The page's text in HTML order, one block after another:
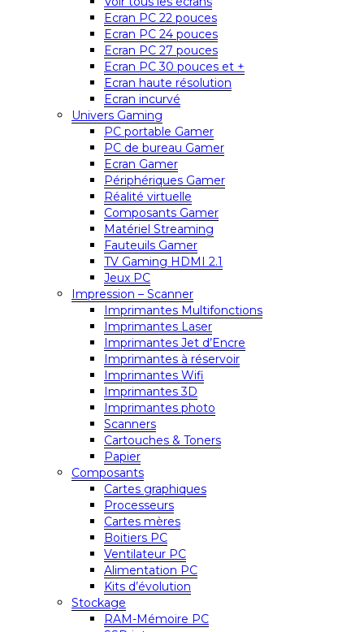
Ecran PC 22 pouces
Ecran PC 24 pouces
Ecran PC 27 pouces
Ecran PC 30 pouces et +
Ecran haute résolution
Ecran incurvé
Univers Gaming
PC portable Gamer
PC de bureau Gamer
Ecran Gamer
Périphériques Gamer
Réalité virtuelle
Composants Gamer
Matériel Streaming
Fauteuils Gamer
TV Gaming HDMI 2.1
Jeux PC
Impression – Scanner
Imprimantes Multifonctions
Imprimantes Laser
Imprimantes Jet d’Encre
Imprimantes à réservoir
Imprimantes Wifi
Imprimantes 3D
Imprimantes photo
Scanners
Cartouches & Toners
Papier
Composants
Cartes graphiques
Processeurs
Cartes mères
Boitiers PC
Ventilateur PC
Alimentation PC
Kits d’évolution
Stockage
RAM-Mémoire PC